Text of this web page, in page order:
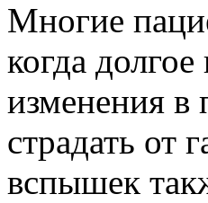
Многие
когда
изменения в
страдать от
вспышек